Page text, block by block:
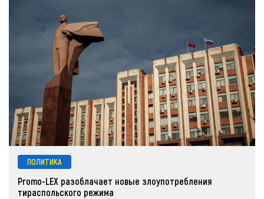
ПОЛИТИКА
Promo-LEX разоблачает новые злоупотребления
тираспольского режима